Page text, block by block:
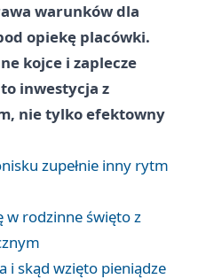
warunków dla
opiekę placówki.
kojce i zaplecze
inwestycja z
nie tylko efektowny
zupełnie inny rytm
w rodzinne święto z
i skąd wzięto pieniądze